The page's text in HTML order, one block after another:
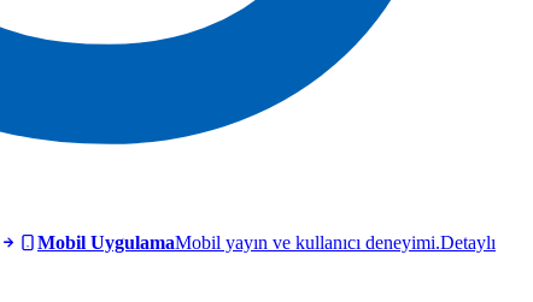
Mobil UygulamaMobil yayın ve kullanıcı deneyimi.Detaylı